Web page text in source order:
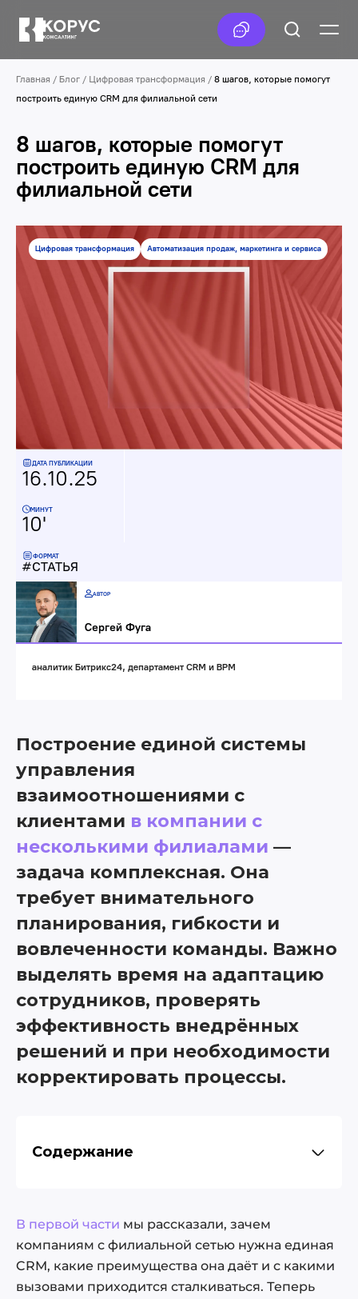
Главная / Блог / Цифровая трансформация / 8 шагов, которые помогут
построить единую CRM для филиальной сети
8 шагов, которые помогут
построить единую CRM для
филиальной сети
ДАТА ПУБЛИКАЦИИ
16.10.25
МИНУТ
10'
ФОРМАТ
СТАТЬЯ
Цифровая трансформация Автоматизация продаж, маркетинга и сервиса
АВТОР
Сергей Фуга
аналитик Битрикс24, департамент CRM и BPM
Построение единой системы
управления
взаимоотношениями с
клиентами в компании с
несколькими филиалами —
задача комплексная. Она
требует внимательного
планирования, гибкости и
вовлеченности команды. Важно
выделять время на адаптацию
сотрудников, проверять
эффективность внедрённых
решений и при необходимости
корректировать процессы.
Содержание
Адаптация процессов под филиал
Настройка единой системы
Обучение и вовлечение команды
Постепенный запуск и сопровождение
В первой части мы рассказали, зачем
компаниям с филиальной сетью нужна единая
CRM, какие преимущества она даёт и с какими
вызовами приходится сталкиваться. Теперь